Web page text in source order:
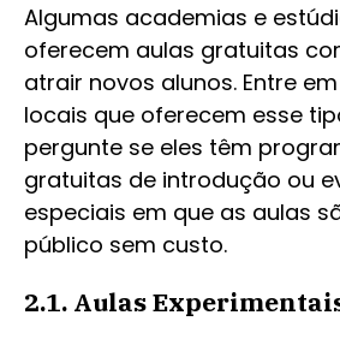
Algumas academias e
oferecem aulas gratuitas
atrair novos alunos. Entre
locais que oferecem esse
pergunte se eles têm
gratuitas de introdução ou
especiais em que as aulas
público sem custo.
2.1. Aulas